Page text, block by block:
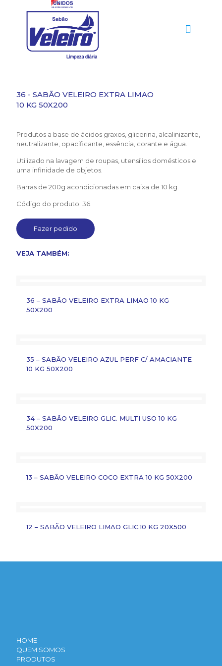
36 - SABÃO VELEIRO EXTRA LIMAO
10 KG 50X200
Produtos a base de ácidos graxos, glicerina, alcalinizante,
neutralizante, opacificante, essência, corante e água.
Utilizado na lavagem de roupas, utensílios domésticos e
uma infinidade de objetos.
Barras de 200g acondicionadas em caixa de 10 kg.
Código do produto: 36.
Fazer pedido
VEJA TAMBÉM:
36 – SABÃO VELEIRO EXTRA LIMAO 10 KG
50X200
35 – SABÃO VELEIRO AZUL PERF C/ AMACIANTE
10 KG 50X200
34 – SABÃO VELEIRO GLIC. MULTI USO 10 KG
50X200
13 – SABÃO VELEIRO COCO EXTRA 10 KG 50X200
12 – SABÃO VELEIRO LIMAO GLIC.10 KG 20X500
HOME
QUEM SOMOS
PRODUTOS